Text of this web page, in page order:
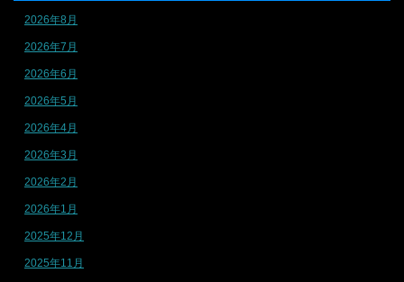
2026年8月
2026年7月
2026年6月
2026年5月
2026年4月
2026年3月
2026年2月
2026年1月
2025年12月
2025年11月